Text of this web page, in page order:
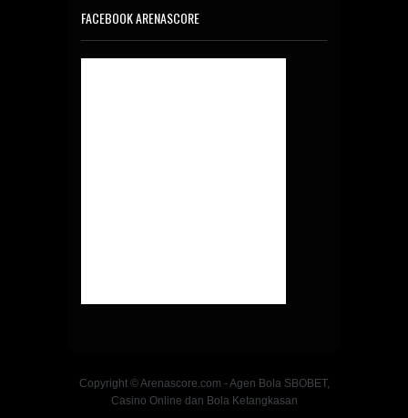
FACEBOOK ARENASCORE
Copyright © Arenascore.com - Agen Bola SBOBET,
Casino Online dan Bola Ketangkasan